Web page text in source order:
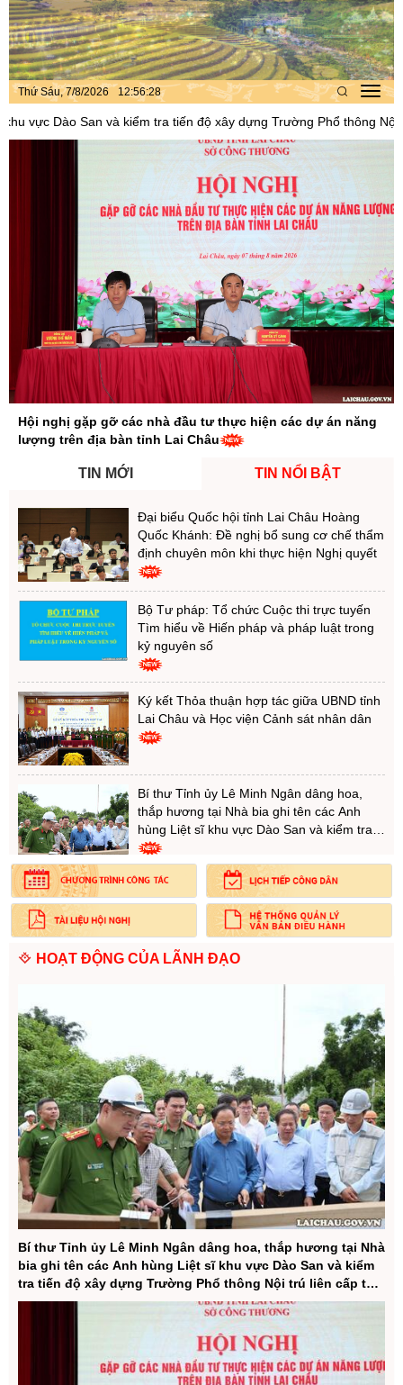
Thứ Sáu, 7/8/2026 12:56:31
kiểm tra tiến độ xây dựng Trường Phổ thông Nội trú liên cấp tại
Lai Châu: Khánh thành, bàn giao nhà ở tái định cư cho 24
hộ dân bị mất nhà do lũ quét tại xã Mường Than
TIN MỚI TIN NỔI BẬT
Đại biểu Quốc hội tỉnh Lai Châu Hoàng
Quốc Khánh: Đề nghị bổ sung cơ chế thẩm
định chuyên môn khi thực hiện Nghị quyết
Bộ Tư pháp: Tổ chức Cuộc thi trực tuyến
Tìm hiểu về Hiến pháp và pháp luật trong
kỷ nguyên số
Ký kết Thỏa thuận hợp tác giữa UBND tỉnh
Lai Châu và Học viện Cảnh sát nhân dân
Bí thư Tỉnh ủy Lê Minh Ngân dâng hoa,
thắp hương tại Nhà bia ghi tên các Anh
hùng Liệt sĩ khu vực Dào San và kiểm tra
tiến độ xây dựng Trường Phổ thông Nội trú
liên cấp tại xã Dào San
Hội nghị gặp gỡ các nhà đầu tư thực hiện
các dự án năng lượng trên địa bàn tỉnh Lai
Hội nghị trực tuyến của Ban Chỉ đạo tỉnh về
khám sức khỏe định kỳ hoặc khám sàng
lọc miễn phí cho người dân
Gặp mặt, biểu dương, khen thưởng cán
bộ, học viên Học viện Hậu cần tham gia
xây dựng khu tái định cư tại xã Mường
Than
UBND tỉnh Lai Châu gặp mặt, đối thoại
tháo gỡ khó khăn cho các doanh nghiệp du
lịch, thúc đẩy phát triển du lịch Lai Châu
HOẠT ĐỘNG CỦA LÃNH ĐẠO
Bí thư Tỉnh ủy Lê Minh Ngân dâng hoa, thắp hương tại Nhà
bia ghi tên các Anh hùng Liệt sĩ khu vực Dào San và kiểm
tra tiến độ xây dựng Trường Phổ thông Nội trú liên cấp tại
xã Dào San